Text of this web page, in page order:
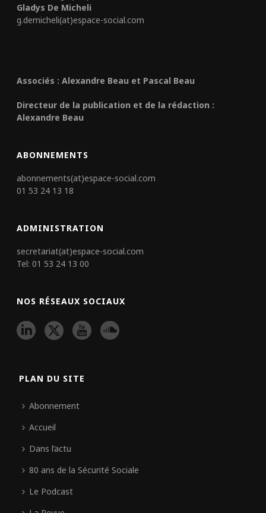
Gladys De Micheli
g.demicheli(at)espace-social.com
Associés : Alexandre Beau et Pascal Beau
Directeur de la publication et de la rédaction :
Alexandre Beau
ABONNEMENTS
abonnements(at)espace-social.com
01 53 24 13 18
ADMINISTRATION
secretariat(at)espace-social.com
Tel: 01 53 24 13 00
NOS RÉSEAUX SOCIAUX
PLAN DU SITE
Abonnement
Accueil
Dans l’actu
80 ans de la Sécurité Sociale
Le Podcast